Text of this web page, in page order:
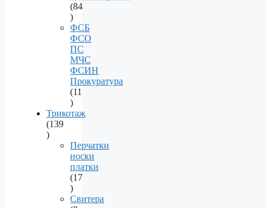
84
84
products
ФСБ
ФСО
ПС
МЧС
ФСИН
Прокуратура
11
11
products
Трикотаж
139
139
productsПерчатки
носки
платки
17
17
products
Свитера